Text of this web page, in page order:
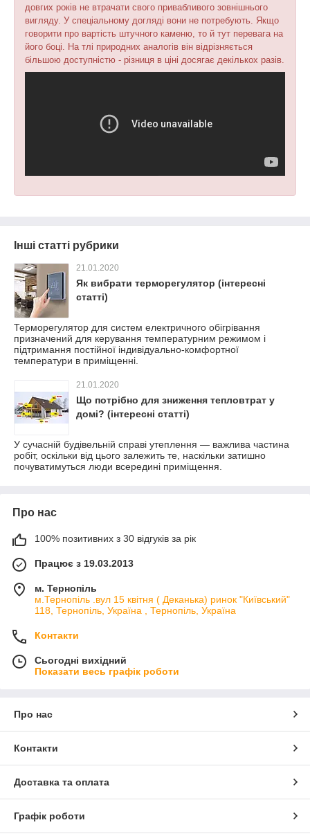
довгих років не втрачати свого привабливого зовнішнього
вигляду. У спеціальному догляді вони не потребують. Якщо
говорити про вартість штучного каменю, то й тут перевага на
його боці. На тлі природних аналогів він відрізняється
більшою доступністю - різниця в ціні досягає декількох разів.
Інші статті рубрики
21.01.2020
Як вибрати терморегулятор (інтересні
статті)
Терморегулятор для систем електричного обігрівання
призначений для керування температурним режимом і
підтримання постійної індивідуально-комфортної
температури в приміщенні.
21.01.2020
Що потрібно для зниження тепловтрат у
домі? (інтересні статті)
У сучасній будівельній справі утеплення — важлива частина
робіт, оскільки від цього залежить те, наскільки затишно
почуватимуться люди всередині приміщення.
Про нас
100% позитивних з 30 відгуків за рік
Працює з 19.03.2013
м. Тернопіль
м.Тернопіль .вул 15 квітня ( Деканька) ринок "Київський"
118, Тернопіль, Україна , Тернопіль, Україна
Контакти
Сьогодні вихідний
Показати весь графік роботи
Про нас
Контакти
Доставка та оплата
Графік роботи